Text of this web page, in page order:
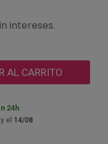
AL CARRITO
24h
y el 14/08